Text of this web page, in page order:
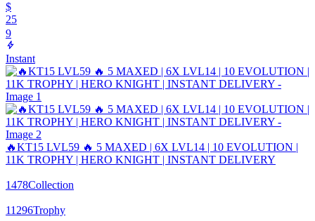
$
25
9
Instant
🔥KT15 LVL59 🔥 5 MAXED | 6X LVL14 | 10 EVOLUTION |
11K TROPHY | HERO KNIGHT | INSTANT DELIVERY
1478Collection
11296Trophy